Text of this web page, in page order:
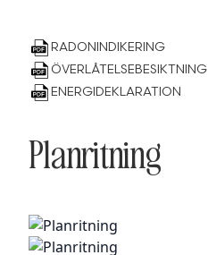
RADONINDIKERING
ÖVERLÅTELSEBESIKTNING
ENERGIDEKLARATION
Planritning